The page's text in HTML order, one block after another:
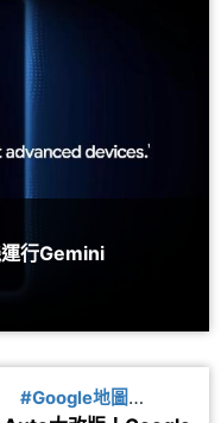
行Gemini
#Google地圖